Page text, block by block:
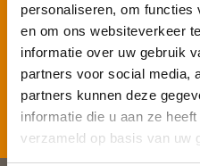
personaliseren, om functies
en om ons websiteverkeer
informatie over uw gebruik
partners voor social media,
partners kunnen deze
informatie die u aan ze
verzameld op basis van uw
E-mailadres*